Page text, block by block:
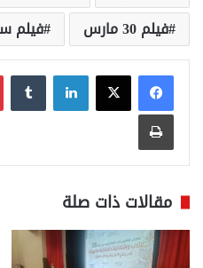
فيلم 30 مارس
فيلم
لينكدإن
طباعة
مقالات ذات صلة